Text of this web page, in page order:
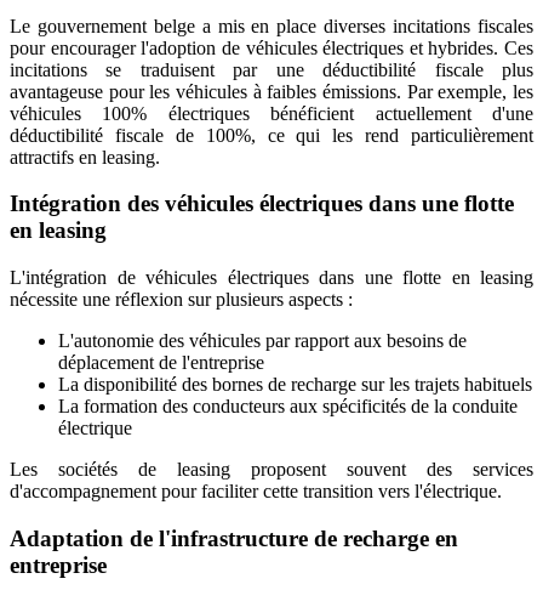
Le gouvernement belge a mis en place diverses incitations fiscales
pour encourager l'adoption de véhicules électriques et hybrides. Ces
incitations se traduisent par une déductibilité fiscale plus
avantageuse pour les véhicules à faibles émissions. Par exemple, les
véhicules 100% électriques bénéficient actuellement d'une
déductibilité fiscale de 100%, ce qui les rend particulièrement
attractifs en leasing.
Intégration des véhicules électriques dans une flotte
en leasing
L'intégration de véhicules électriques dans une flotte en leasing
nécessite une réflexion sur plusieurs aspects :
L'autonomie des véhicules par rapport aux besoins de
déplacement de l'entreprise
La disponibilité des bornes de recharge sur les trajets habituels
La formation des conducteurs aux spécificités de la conduite
électrique
Les sociétés de leasing proposent souvent des services
d'accompagnement pour faciliter cette transition vers l'électrique.
Adaptation de l'infrastructure de recharge en
entreprise